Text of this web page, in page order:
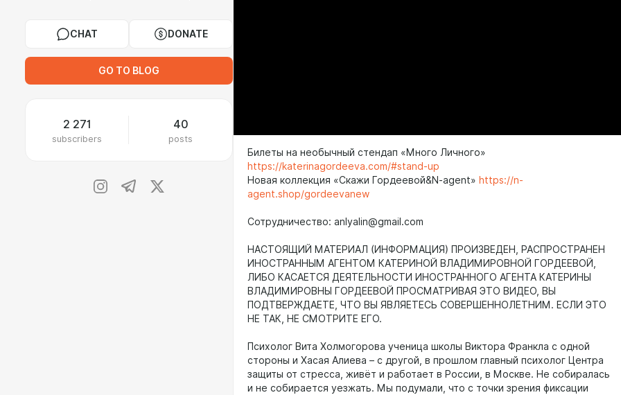
CHAT DONATE
GO TO BLOG
2 271
subscribers
40
posts
Билеты на необычный стендап «Много Личного»
https://katerinagordeeva.com/#stand-up
Новая коллекция «Скажи Гордеевой&N-agent» https://n-
agent.shop/gordeevanew
Сотрудничество: anlyalin@gmail.com
НАСТОЯЩИЙ МАТЕРИАЛ (ИНФОРМАЦИЯ) ПРОИЗВЕДЕН, РАСПРОСТРАНЕН
ИНОСТРАННЫМ АГЕНТОМ КАТЕРИНОЙ ВЛАДИМИРОВНОЙ ГОРДЕЕВОЙ,
ЛИБО КАСАЕТСЯ ДЕЯТЕЛЬНОСТИ ИНОСТРАННОГО АГЕНТА КАТЕРИНЫ
ВЛАДИМИРОВНЫ ГОРДЕЕВОЙ ПРОСМАТРИВАЯ ЭТО ВИДЕО, ВЫ
ПОДТВЕРЖДАЕТЕ, ЧТО ВЫ ЯВЛЯЕТЕСЬ СОВЕРШЕННОЛЕТНИМ. ЕСЛИ ЭТО
НЕ ТАК, НЕ СМОТРИТЕ ЕГО.
Психолог Вита Холмогорова ученица школы Виктора Франкла с одной
стороны и Хасая Алиева – с другой, в прошлом главный психолог Центра
защиты от стресса, живёт и работает в России, в Москве. Не собиралась
и не собирается уезжать. Мы подумали, что с точки зрения фиксации